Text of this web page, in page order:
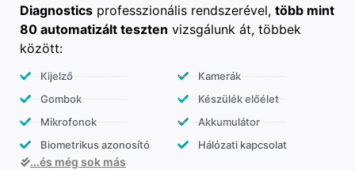
Diagnostics professzionális rendszerével, több mint
80 automatizált teszten vizsgálunk át, többek
között:
Kijelző
Gombok
Mikrofonok
Biometrikus azonosító
Kamerák
Készülék előélet
Akkumulátor
Hálózati kapcsolat
...és még sok más